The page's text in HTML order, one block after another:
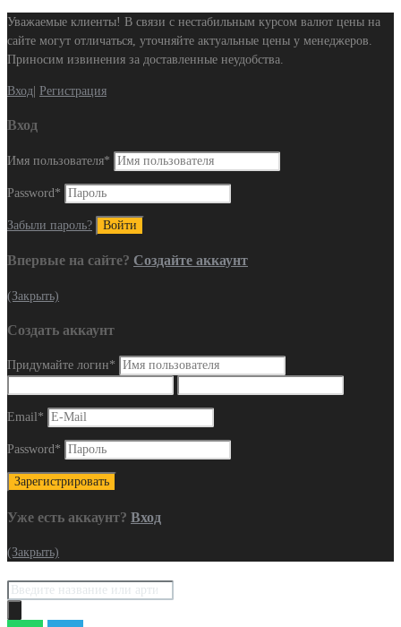
Уважаемые клиенты! В связи с нестабильным курсом валют цены на
сайте могут отличаться, уточняйте актуальные цены у менеджеров.
Приносим извинения за доставленные неудобства.
Вход Регистрация
Вход
Имя пользователя*
Password *
Забыли пароль?
Впервые на сайте? Создайте аккаунт
(Закрыть)
Создать аккаунт
Придумайте логин*
Email*
Password*
Уже есть аккаунт? Вход
(Закрыть)
Поиск